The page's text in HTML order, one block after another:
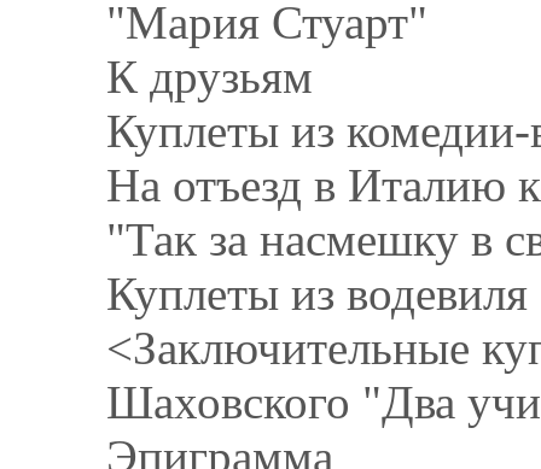
"Мария Стуарт"
К друзьям
Куплеты из
На отъезд в Италию
"Так за насмешку в
Куплеты из
<Заключительные
Шаховского "Два
Эпиграмма